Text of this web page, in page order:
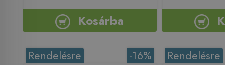
Kosárba
-16%
Rendelésre Rendelésre